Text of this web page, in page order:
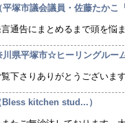
塚市議会議員・佐藤たかこ
通告にまとめるまで頭を悩
県平塚市☆ヒーリングルー
下さりありがとうございま
kitchen stud...）